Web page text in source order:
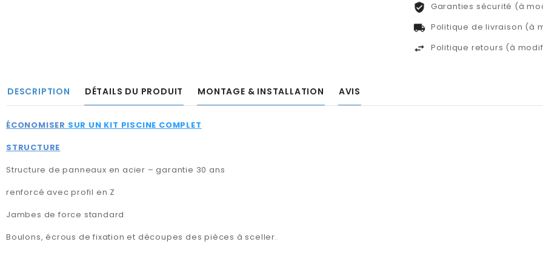
Garanties sécurité (à
Politique de livraison (à
Politique retours (à
DESCRIPTION DÉTAILS DU PRODUIT MONTAGE & INSTALLATION AVIS
ÉCONOMISER SUR UN KIT PISCINE COMPLET
STRUCTURE
Structure de panneaux en acier – garantie 30 ans
renforcé avec profil en Z
Jambes de force standard
Boulons, écrous de fixation et découpes des pièces à sceller.